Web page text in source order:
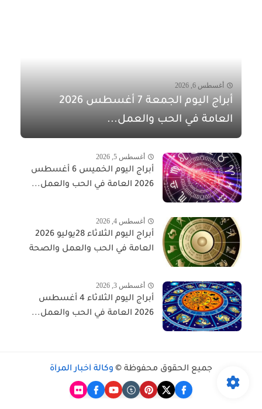
أغسطس 6, 2026
أبراج اليوم الجمعة 7 أغسطس 2026
العامة في الحب والعمل...
أغسطس 5, 2026
أبراج اليوم الخميس 6 أغسطس
2026 العامة في الحب والعمل...
أغسطس 4, 2026
أبراج اليوم الثلاثاء 28يوليو 2026
العامة في الحب والعمل والصحة
أغسطس 3, 2026
أبراج اليوم الثلاثاء 4 أغسطس
2026 العامة في الحب والعمل...
جميع الحقوق محفوظة © وكالة أخبار المرأة